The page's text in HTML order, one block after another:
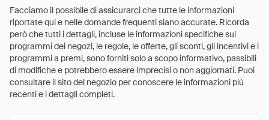
Facciamo il possibile di assicurarci che tutte le informazioni
riportate qui e nelle domande frequenti siano accurate. Ricorda
però che tutti i dettagli, incluse le informazioni specifiche sui
programmi dei negozi, le regole, le offerte, gli sconti, gli incentivi e i
programmi a premi, sono forniti solo a scopo informativo, passibili
di modifiche e potrebbero essere imprecisi o non aggiornati. Puoi
consultare il sito del negozio per conoscere le informazioni più
recenti e i dettagli completi.